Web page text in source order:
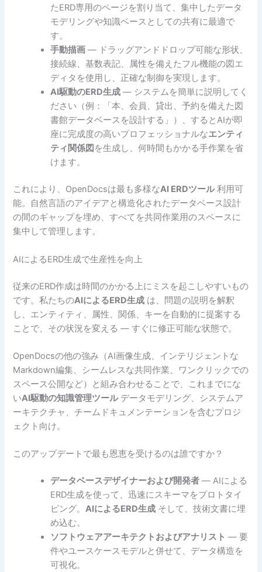
たERD専用のページを割り当て、集中したデータ
モデリングや知識ベースとしての共有に最適で
す。
手動描画 — ドラッグアンドドロップ可能な形状、
接続線、基数表記、属性を備えたフル機能の図エ
ディタを使用し、正確な制御を実現します。
AI駆動のERD生成 — システムを簡単に説明してく
ださい（例：「本、会員、貸出、予約を備えた図
書館データベースを設計する」）、するとAIが即
座に完成度の高いプロフェッショナルなエンティ
ティ関係図 を生成し、何時間もかかる手作業を省
けます。
これにより、OpenDocsは最も多様なAI ERDツール利用可
能。自然言語のアイデアと構造化されたデータベース設計
の間のギャップを埋め、すべてを共同作業用のスペースに
集中して管理します。
AIによるERD生成で生産性を向上
従来のERD作成は時間のかかる上にミスを起こしやすいもの
です。私たちのAIによるERD生成 は、問題の説明を解釈
し、エンティティ、属性、関係、キーを自動的に提案する
ことで、その状況を変える — すぐに修正可能な状態で。
OpenDocsの他の強み（AI画像生成、インテリジェントな
Markdown編集、シームレスな共同作業、ワンクリックでの
スペース公開など）と組み合わせることで、これまでにな
いAI駆動の知識管理ツールデータモデリング、システムア
ーキテクチャ、チームドキュメンテーションを含むプロジ
ェクト向け。
このアップデートで最も恩恵を受けるのは誰ですか？
データベースデザイナーおよび開発者 — AIによる
ERD生成を使って、迅速にスキーマをプロトタイ
ピング。AIによるERD生成 そして、技術文書に埋
め込む。
ソフトウェアアーキテクトおよびアナリスト — 要
件やユースケースモデルと併せて、データ構造を
可視化。